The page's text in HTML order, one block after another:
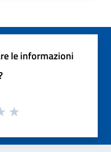
le informazioni